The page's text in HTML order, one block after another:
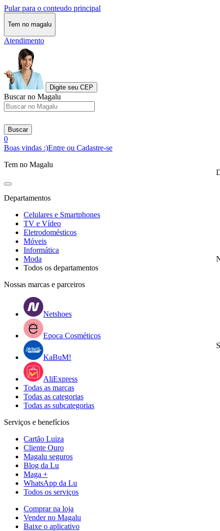
Pular para o conteudo principal
Tem no magalu
Atendimento
Digite seu CEP
Buscar no Magalu
Buscar
0
Boas vindas :)Entre ou Cadastre-se
Tem no Magalu
Departamentos
Celulares e Smartphones
TV e Vídeo
Eletrodomésticos
Móveis
Informática
Moda
Todos os departamentos
Nossas marcas e parceiros
Netshoes
Epoca Cosméticos
KaBuM!
AliExpress
Todas as marcas
Todas as categorias
Todas as subcategorias
Serviços e benefícios
Cartão Luiza
Cliente Ouro
Magalu seguros
Blog da Lu
Maga +
WhatsApp da Lu
Todos os serviços
Comprar na loja
Vender no Magalu
Baixe o aplicativo